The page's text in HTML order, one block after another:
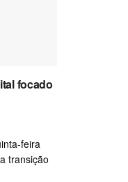
focado
feira
transição